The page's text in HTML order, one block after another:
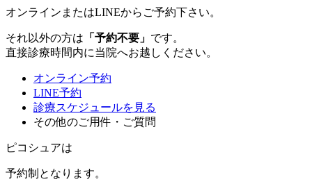
オンラインまたはLINEからご予約下さい。
それ以外の方は 「予約不要」 です。
直接診療時間内に当院へお越しください。
オンライン予約
LINE予約
診療スケジュールを見る
その他のご用件・ご質問
ピコシュアは
予約制 となります。